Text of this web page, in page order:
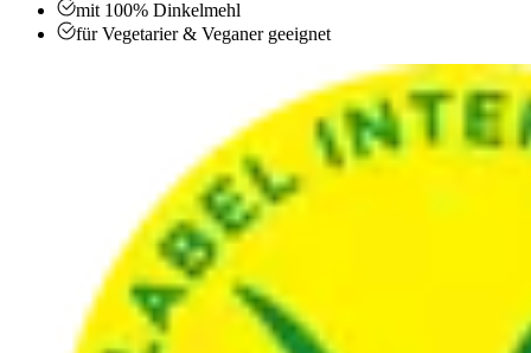
mit 100% Dinkelmehl
für Vegetarier & Veganer geeignet